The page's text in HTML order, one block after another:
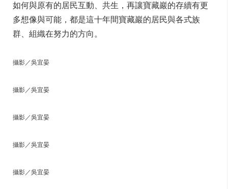
如何與原有的居民互動、共生，再讓寶藏巖的存續有更
多想像與可能，都是這十年間寶藏巖的居民與各式族
群、組織在努力的方向。
攝影／吳宜晏
攝影／吳宜晏
攝影／吳宜晏
攝影／吳宜晏
攝影／吳宜晏